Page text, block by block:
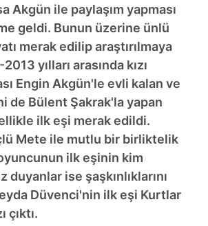
Akgün ile paylaşım yapması
geldi. Bunun üzerine ünlü
merak edilip araştırılmaya
yılları arasında kızı
Engin Akgün'le evli kalan ve
de Bülent Şakrak'la yapan
ilk eşi merak edildi.
Mete ile mutlu bir birliktelik
ilk eşinin kim
ise şaşkınlıklarını
Düvenci'nin ilk eşi Kurtlar
çıktı.